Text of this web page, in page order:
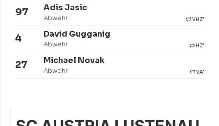
97 Adis Jasic
Abwehr VHZ'
4 David Gugganig
Abwehr HZ'
27 Michael Novak
Abwehr VA'